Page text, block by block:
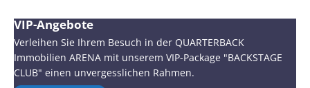
VIP-Angebote
Verleihen Sie Ihrem Besuch in der QUARTERBACK
Immobilien ARENA mit unserem VIP-Package "BACKSTAGE
CLUB" einen unvergesslichen Rahmen.